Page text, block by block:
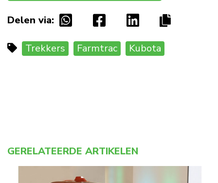
Delen via:
Trekkers Farmtrac Kubota
GERELATEERDE ARTIKELEN